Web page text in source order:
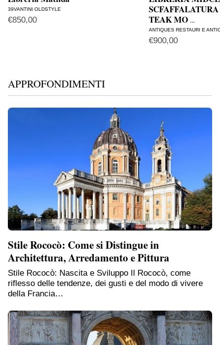
39VANTINI OLDSTYLE
€850,00
TEAK MO …
ANTIQUES RESTAURI E
€900,00
APPROFONDIMENTI
Stile Rococò: Come si Distingue in
Architettura, Arredamento e Pittura
Stile Rococò: Nascita e Sviluppo Il Rococò, come
riflesso delle tendenze, dei gusti e del modo di vivere
della Francia…